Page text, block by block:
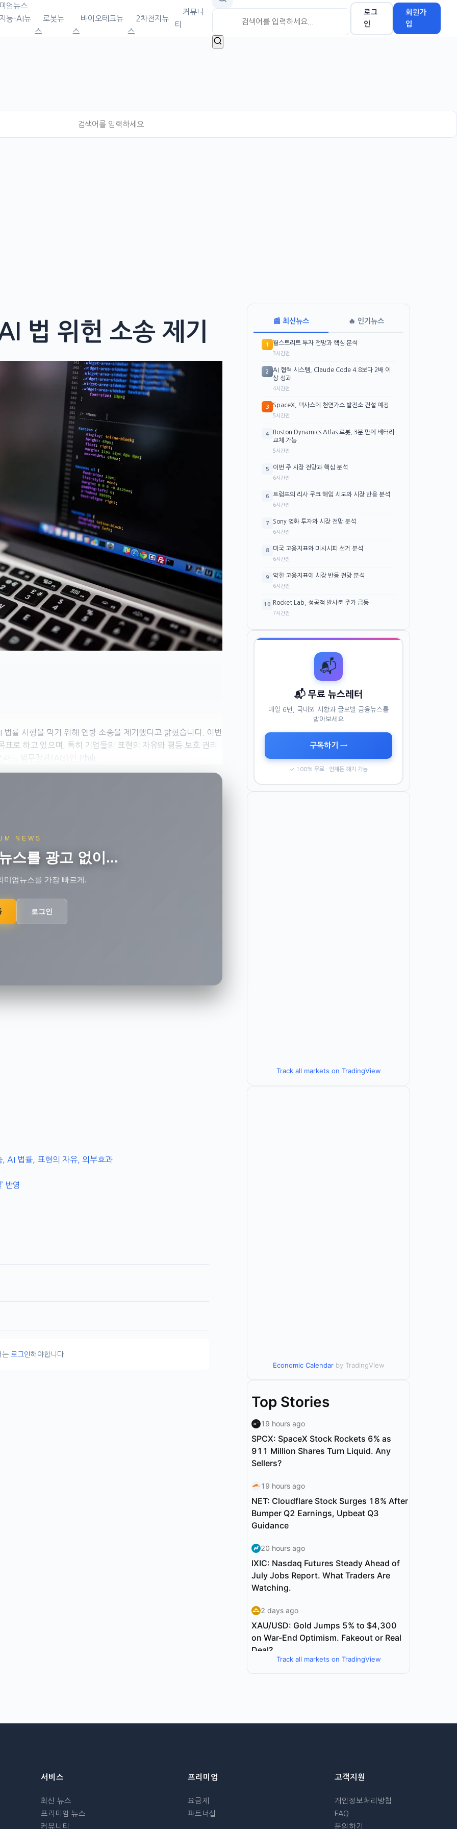
엄뉴스
능-AI뉴
로봇뉴
스
바이오테크뉴
스
2차전지뉴
스
커뮤니
티
로그
인
회원가
입
법 위헌 소송 제기
률 시행을 막기 위해 연방 소송을 제기했다고 밝혔습니다. 이번
로 하고 있으며, 특히 기업들의 표현의 자유와 평등 보호 권리
도 법무장관(AG)인 Phili...
NEWS
스를 광고 없이...
미엄뉴스를 가장 빠르게.
로그인
, AI 법률, 표현의 자유, 외부효과
반영
는 로그인해야합니다.
📰 최신뉴스 🔥 인기뉴스
1 월스트리트 투자 전망과 핵심 분석
3시간전
2
AI 협력 시스템, Claude Code 4.8보다 2배 이
상 성과
4시간전
3 SpaceX, 텍사스에 천연가스 발전소 건설 예정
5시간전
4
Boston Dynamics Atlas 로봇, 3분 만에 배터리
교체 가능
5시간전
5 이번 주 시장 전망과 핵심 분석
6시간전
6 트럼프의 리사 쿠크 해임 시도와 시장 반응 분석
6시간전
7 Sony 영화 투자와 시장 전망 분석
6시간전
8 미국 고용지표와 미시시피 선거 분석
6시간전
9 약한 고용지표에 시장 반등 전망 분석
6시간전
10 Rocket Lab, 성공적 발사로 주가 급등
7시간전
📬
📬 무료 뉴스레터
매일 6번, 국내외 시황과 글로벌 금융뉴스를
받아보세요
구독하기 →
✓ 100% 무료 · 언제든 해지 가능
Track all markets on TradingView
Economic Calendar by TradingView
Track all markets on TradingView
서비스
최신 뉴스
프리미엄 뉴스
커뮤니티
프리미엄
요금제
파트너십
고객지원
개인정보처리방침
FAQ
문의하기